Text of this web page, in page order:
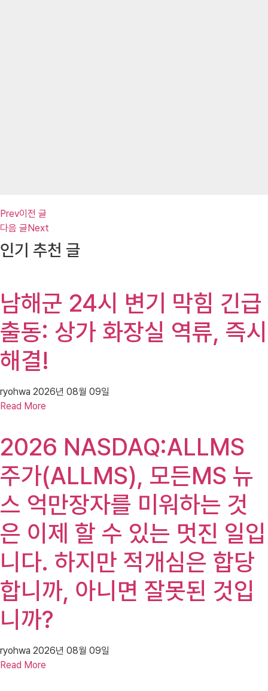
Prev이전 글
다음 글 Next
인기 추천 글
남해군 24시 변기 막힘 긴급
출동: 상가 화장실 역류, 즉시
해결!
ryohwa 2026년 08월 09일
Read More
2026 NASDAQ:ALLMS
주가(ALLMS), 모든MS 뉴
스 억만장자를 미워하는 것
은 이제 할 수 있는 멋진 일입
니다. 하지만 적개심은 합당
합니까, 아니면 잘못된 것입
니까?
ryohwa 2026년 08월 09일
Read More